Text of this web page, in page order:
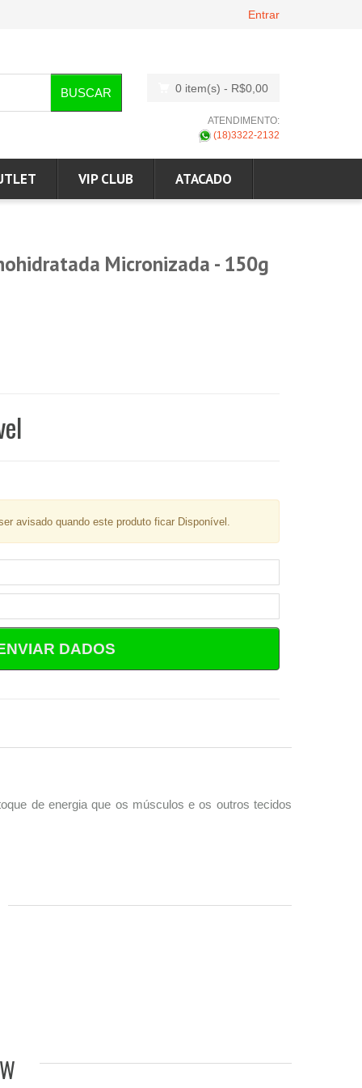
Entrar
BUSCAR 0 item(s) - R$0,00
ATENDIMENTO:
(18)3322-2132
VIP CLUB ATACADO
Micronizada - 150g
avisado quando este produto ficar Disponível.
DADOS
de energia que os músculos e os outros tecidos